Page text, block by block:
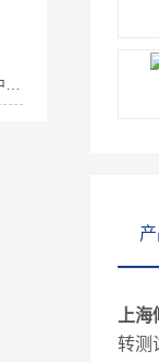
上
转测